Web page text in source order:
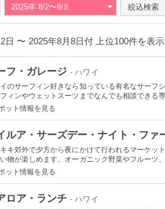
2025年 8/2〜8/8 絞込検索
日 〜 2025年8月8日付 上位100件を表示
フ・ガレージ - ハワイ
のサーフィン好きなら知っている有名なサーフ
ィンやウェットスーツまでなんでも相談できる
ット情報を見る
ルア・サーズデー・ナイト・ファ
キ郊外で夕方から夜にかけて行われるマーケッ
物が楽しめます。オーガニック野菜やフルーツ
ット情報を見る
ロア・ランチ - ハワイ